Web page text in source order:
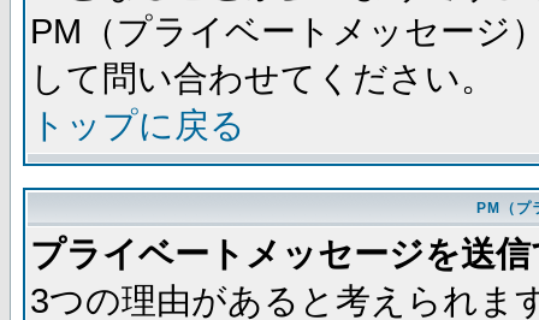
PM（プライベートメッセージ
して問い合わせてください。
トップに戻る
PM（プ
プライベートメッセージを送
3つの理由があると考えられま